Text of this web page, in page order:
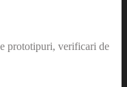
prototipuri, verificari de